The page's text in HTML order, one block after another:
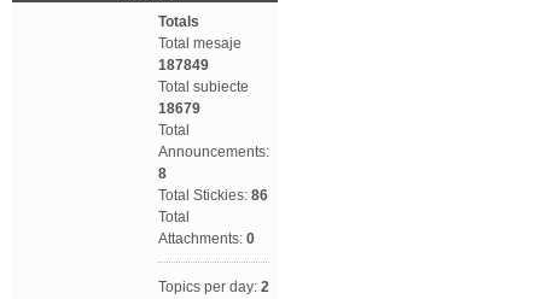
Totals
Total mesaje
187849
Total subiecte
18679
Total
Announcements:
8
Total Stickies: 86
Total
Attachments: 0
Topics per day: 2